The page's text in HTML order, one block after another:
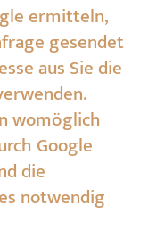
ermitteln,
gesendet
aus Sie die
womöglich
Google
die
notwendig